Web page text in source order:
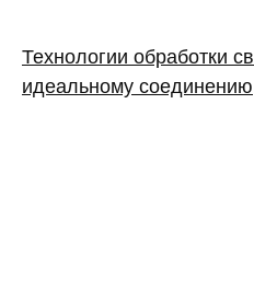
Технологии обработки
идеальному соединению